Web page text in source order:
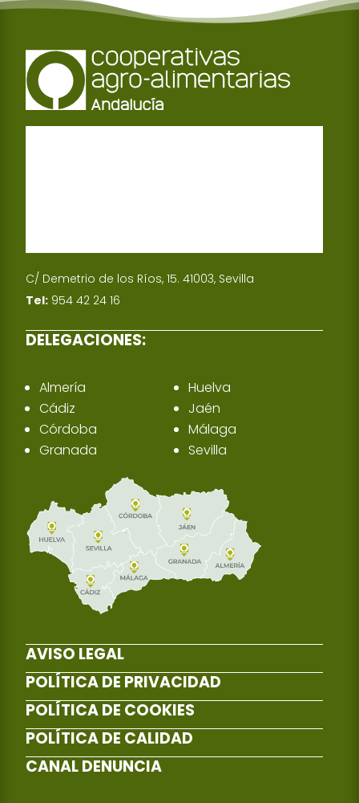
C/ Demetrio de los Ríos, 15. 41003, Sevilla
Tel: 954 42 24 16
DELEGACIONES:
Almería
Cádiz
Córdoba
Granada
Huelva
Jaén
Málaga
Sevilla
AVISO LEGAL
POLÍTICA DE PRIVACIDAD
POLÍTICA DE COOKIES
POLÍTICA DE CALIDAD
CANAL DENUNCIA